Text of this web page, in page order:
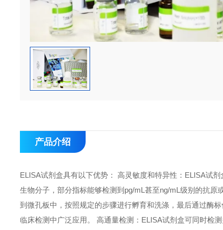
产品介绍
ELISA试剂盒具有以下优势： 高灵敏度和特异性：ELISA试
生物分子，部分指标能够检测到pg/mL甚至ng/mL级别的抗
到微孔板中，按照规定的步骤进行孵育和洗涤，最后通过酶
临床检测中广泛应用。 高通量检测：ELISA试剂盒可同时检